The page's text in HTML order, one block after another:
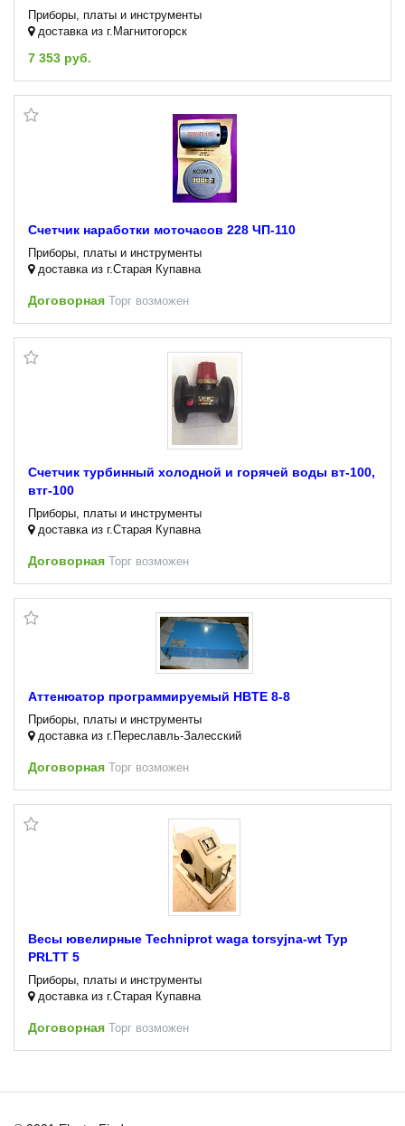
Приборы, платы и инструменты
доставка из г.Магнитогорск
7 353 руб.
Счетчик наработки моточасов 228 ЧП-110
Приборы, платы и инструменты
доставка из г.Старая Купавна
Договорная Торг возможен
Счетчик турбинный холодной и горячей воды вт-100,
втг-100
Приборы, платы и инструменты
доставка из г.Старая Купавна
Договорная Торг возможен
Аттенюатор программируемый HBTE 8-8
Приборы, платы и инструменты
доставка из г.Переславль-Залесский
Договорная Торг возможен
Весы ювелирные Techniprot waga torsyjna-wt Typ
PRLTT 5
Приборы, платы и инструменты
доставка из г.Старая Купавна
Договорная Торг возможен